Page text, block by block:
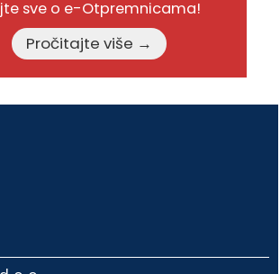
sve o e-Otpremnicama!
Pročitajte više →